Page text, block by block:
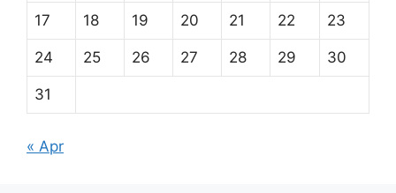
17 18 19 20 21 22 23
24 25 26 27 28 29 30
31
« Apr